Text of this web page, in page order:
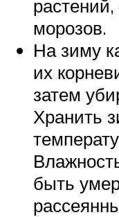
морозов.
На зиму
их
затем
Хранить
быть